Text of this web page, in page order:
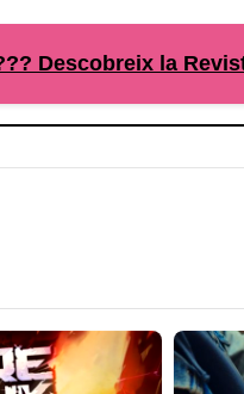
Descobreix la